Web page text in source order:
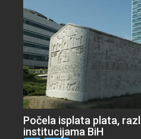
Počela isplata plata,
institucijama BiH